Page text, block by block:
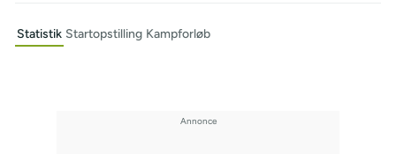
Statistik Startopstilling Kampforløb